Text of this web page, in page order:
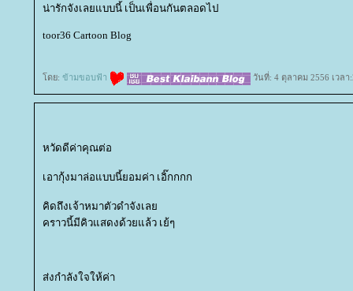
น่ารักจังเลยแบบนี้ เป็นเพื่อนกันตลอดไป
toor36 Cartoon Blog
ดย: ข้ามขอบฟ้า วันที่: 4 ตุลาคม 2556 เวลา
หวัดดีค่าคุณต่อ
เอากุ้งมาล่อแบบนี้ยอมค่า เอิ๊กกกก
คิดถึงเจ้าหมาตัวดำจังเล
คราวนี้มีคิวแสดงด้วยแล้ว เย้ๆ
ส่งกำลังใจให้ค่า